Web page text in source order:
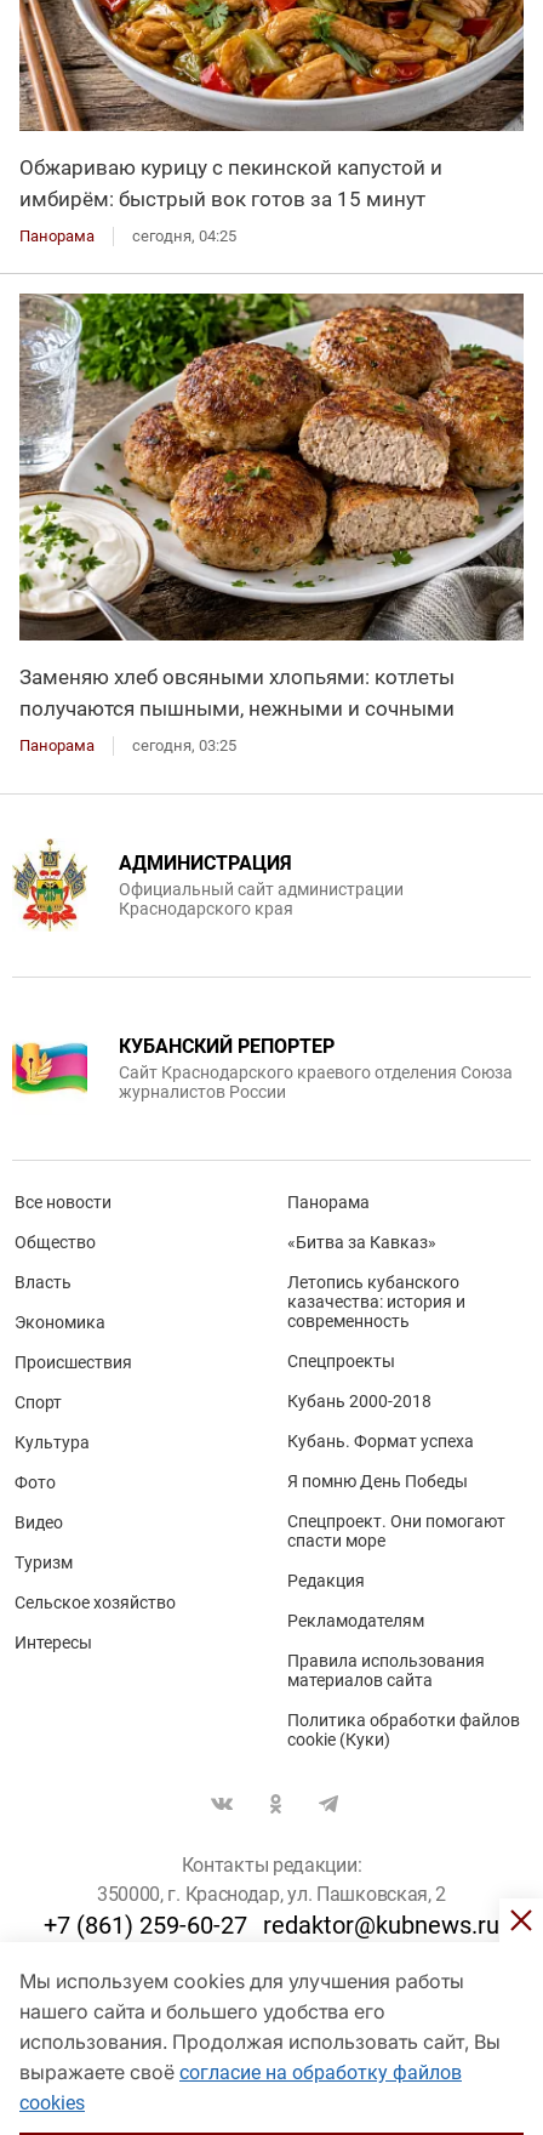
Обжариваю курицу с пекинской капустой и
имбирём: быстрый вок готов за 15 минут
Панорама сегодня, 04:25
Заменяю хлеб овсяными хлопьями: котлеты
получаются пышными, нежными и сочными
Панорама сегодня, 03:25
Мы используем cookies для улучшения работы
нашего сайта и большего удобства его
использования. Продолжая использовать сайт, Вы
выражаете своё согласие на обработку файлов
cookies
АДМИНИСТРАЦИЯ
Официальный сайт администрации
Краснодарского края
КУБАНСКИЙ РЕПОРТЕР
Сайт Краснодарского краевого отделения Союза
журналистов России
Все новости
Общество
Власть
Экономика
Происшествия
Спорт
Культура
Фото
Видео
Туризм
Сельское хозяйство
Интересы
Панорама
«Битва за Кавказ»
Летопись кубанского
казачества: история и
современность
Спецпроекты
Кубань 2000-2018
Кубань. Формат успеха
Я помню День Победы
Спецпроект. Они помогают
спасти море
Редакция
Рекламодателям
Правила использования
материалов сайта
Политика обработки файлов
cookie (Куки)
Контакты редакции:
350000, г. Краснодар, ул. Пашковская, 2
+7 (861) 259-60-27 redaktor@kubnews.ru
Для пользователей старше 16 лет
© Кубанские Новости, 2017
Сетевое издание «kubnews» зарегистрировано Федеральной
службой по надзору в сфере связи, информационных технологий
и массовых коммуникаций (Роскомнадзор). Регистрационный